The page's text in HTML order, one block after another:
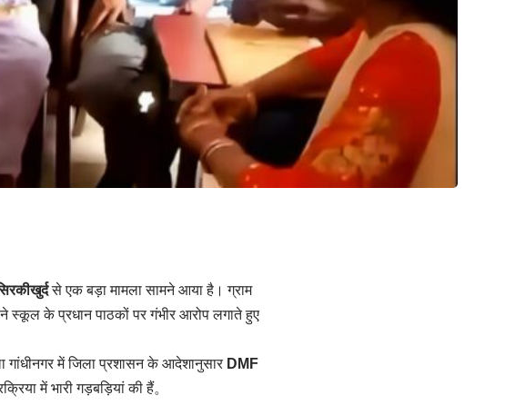
से एक बड़ा मामला सामने आया है। ग्राम
स्कूल के प्रधान पाठकों पर गंभीर आरोप लगाते हुए
में जिला प्रशासन के आदेशानुसार DMF
में भारी गड़बड़ियां की हैं。